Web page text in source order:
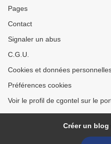
Pages
Contact
Signaler un abus
C.G.U.
Cookies et données
Préférences cookies
Voir le profil de cgontel sur le
Créer un